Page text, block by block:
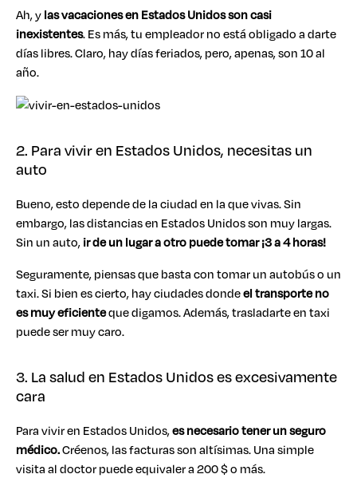
Ah, ylas vacaciones en Estados Unidos son casi
inexistentes. Es más, tu empleador no está obligado a darte
días libres. Claro, hay días feriados, pero, apenas, son 10 al
año.
2. Para vivir en Estados Unidos, necesitas un
auto
Bueno, esto depende de la ciudad en la que vivas. Sin
embargo, las distancias en Estados Unidos son muy largas.
Sin un auto,ir de un lugar a otro puede tomar ¡3 a 4 horas!
Seguramente, piensas que basta con tomar un autobús o un
taxi. Si bien es cierto, hay ciudades dondeel transporte no
es muy eficienteque digamos. Además, trasladarte en taxi
puede ser muy caro.
3. La salud en Estados Unidos es excesivamente
cara
Para vivir en Estados Unidos,es necesario tener un seguro
médico.Créenos, las facturas son altísimas. Una simple
visita al doctor puede equivaler a 200 $ o más.